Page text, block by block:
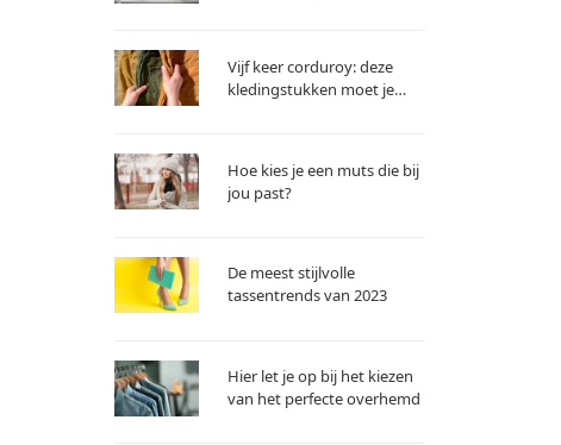
Vijf keer corduroy: deze
kledingstukken moet je
Hoe kies je een muts die bij
jou past?
De meest stijlvolle
tassentrends van 2023
Hier let je op bij het kiezen
van het perfecte overhemd